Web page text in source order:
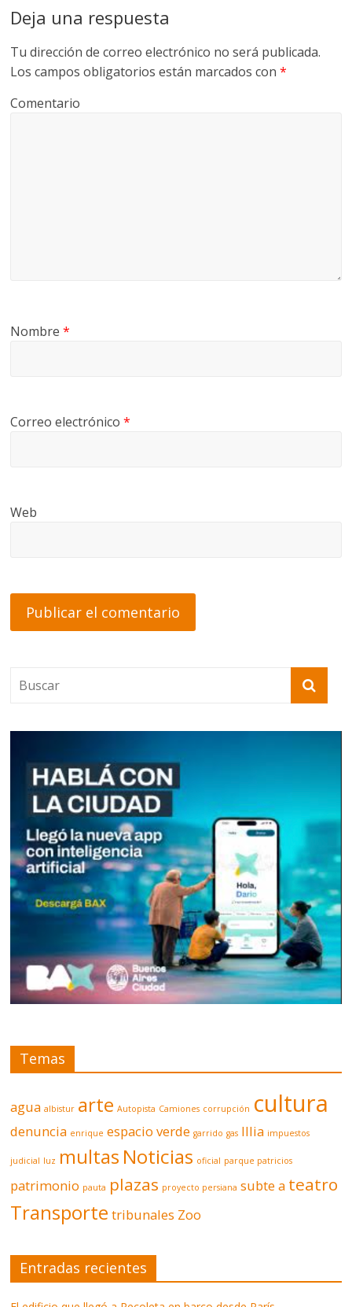
Deja una respuesta
Tu dirección de correo electrónico no será publicada.
Los campos obligatorios están marcados con*
Comentario
Nombre*
Correo electrónico*
Web
Temas
agua albistur arte Autopista Camiones corrupción cultura
denuncia enrique espacio verde garrido gas Illia impuestos
judicial luz multas Noticias oficial parque patricios
patrimonio pauta plazas proyecto persiana subte a teatro
Transporte tribunales Zoo
Entradas recientes